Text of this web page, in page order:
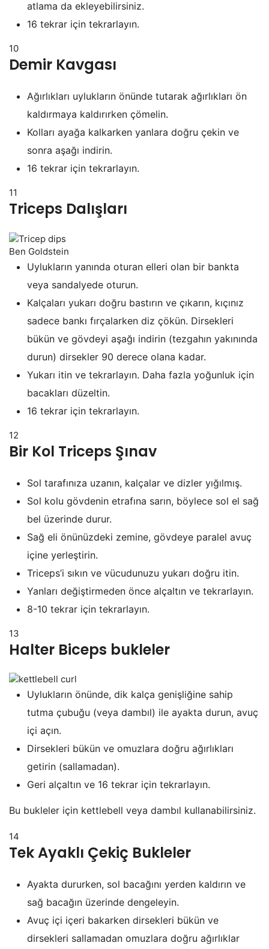
atlama da ekleyebilirsiniz.
16 tekrar için tekrarlayın.
10
Demir Kavgası
Ağırlıkları uylukların önünde tutarak ağırlıkları ön
kaldırmaya kaldırırken çömelin.
Kolları ayağa kalkarken yanlara doğru çekin ve
sonra aşağı indirin.
16 tekrar için tekrarlayın.
11
Triceps Dalışları
Ben Goldstein
Uylukların yanında oturan elleri olan bir bankta
veya sandalyede oturun.
Kalçaları yukarı doğru bastırın ve çıkarın, kıçınız
sadece bankı fırçalarken diz çökün. Dirsekleri
bükün ve gövdeyi aşağı indirin (tezgahın yakınında
durun) dirsekler 90 derece olana kadar.
Yukarı itin ve tekrarlayın. Daha fazla yoğunluk için
bacakları düzeltin.
16 tekrar için tekrarlayın.
12
Bir Kol Triceps Şınav
Sol tarafınıza uzanın, kalçalar ve dizler yığılmış.
Sol kolu gövdenin etrafına sarın, böylece sol el sağ
bel üzerinde durur.
Sağ eli önünüzdeki zemine, gövdeye paralel avuç
içine yerleştirin.
Triceps’i sıkın ve vücudunuzu yukarı doğru itin.
Yanları değiştirmeden önce alçaltın ve tekrarlayın.
8-10 tekrar için tekrarlayın.
13
Halter Biceps bukleler
Uylukların önünde, dik kalça genişliğine sahip
tutma çubuğu (veya dambıl) ile ayakta durun, avuç
içi açın.
Dirsekleri bükün ve omuzlara doğru ağırlıkları
getirin (sallamadan).
Geri alçaltın ve 16 tekrar için tekrarlayın.
Bu bukleler için kettlebell veya dambıl kullanabilirsiniz.
14
Tek Ayaklı Çekiç Bukleler
Ayakta dururken, sol bacağını yerden kaldırın ve
sağ bacağın üzerinde dengeleyin.
Avuç içi içeri bakarken dirsekleri bükün ve
dirsekleri sallamadan omuzlara doğru ağırlıklar